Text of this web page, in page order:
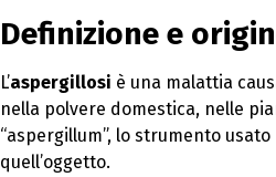
Definizione e
L’aspergillosi è una malattia
nella polvere domestica, nelle
“aspergillum”, lo strumento
quell’oggetto.